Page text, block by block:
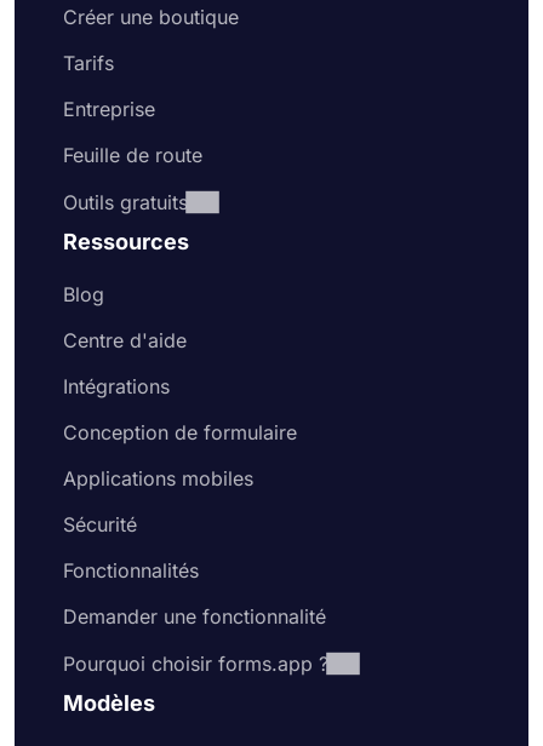
Créer une boutique
Tarifs
Entreprise
Feuille de route
Outils gratuits
Ressources
Blog
Centre d'aide
Intégrations
Conception de formulaire
Applications mobiles
Sécurité
Fonctionnalités
Demander une fonctionnalité
Pourquoi choisir forms.app ?
Modèles